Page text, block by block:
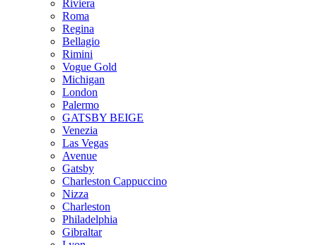
Riviera
Roma
Regina
Bellagio
Rimini
Vogue Gold
Michigan
London
Palermo
GATSBY BEIGE
Venezia
Las Vegas
Avenue
Gatsby
Charleston Cappuccino
Nizza
Charleston
Philadelphia
Gibraltar